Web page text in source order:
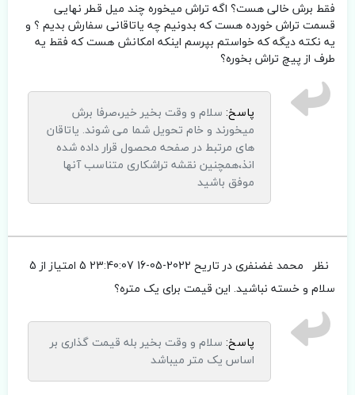
فقط برش خالی هست؟ اگه تراش میخوره چند میل قطر نهایی
قسمت تراش خورده هست که بدونیم چه یاتاقانی سفارش بدیم ؟ و
یه نکته دیگه که خواستم بپرسم اینکه امکانش هست که فقط یه
طرف از پیچ تراش بخوره؟
پاسخ: سلام و وقت بخیر خیر،صرفا برش
میخورند و خام تحویل شما می شوند. یاتاقان
های مرتبط در صفحه محصول قرار داده شده
انذ،همچنین نقشه تراشکاری متناسب آنها
موفق باشید
نظر محمد غضنفریدر تاریح 2022-05-16 23:40:07
5 امتیاز از 5
سلام و خسته نباشید. این قیمت برای یک متره؟
پاسخ: سلام و وقت بخیر بله قیمت گذاری بر
اساس یک متر میباشد